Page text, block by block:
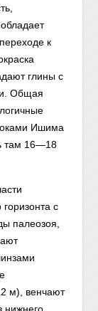
к
глины с
Общая
Ишима
там 16—18
с
палеозоя,
м), венчают
нижнего